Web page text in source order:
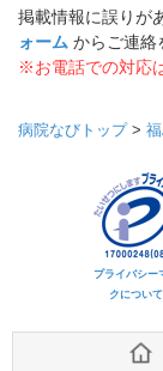
掲載情報に誤りが
ォーム からご連絡
※お電話での対応
病院なびトップ>
プライバシー
クについて